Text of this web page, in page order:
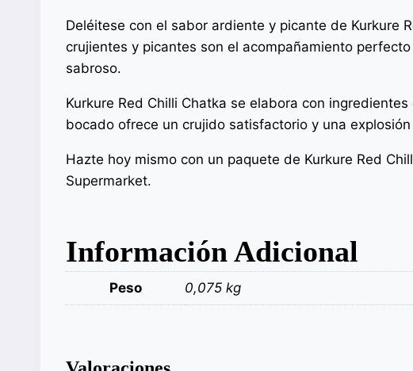
Deléitese con el sabor ardiente y picante de Kurkure
crujientes y picantes son el acompañamiento
sabroso.
Kurkure Red Chilli Chatka se elabora con
bocado ofrece un crujido satisfactorio y una
Hazte hoy mismo con un paquete de Kurkure Red
Supermarket.
Información Adicional
Peso 0,075 kg